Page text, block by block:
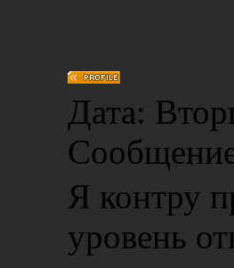
Дата:
Я контру
уровень